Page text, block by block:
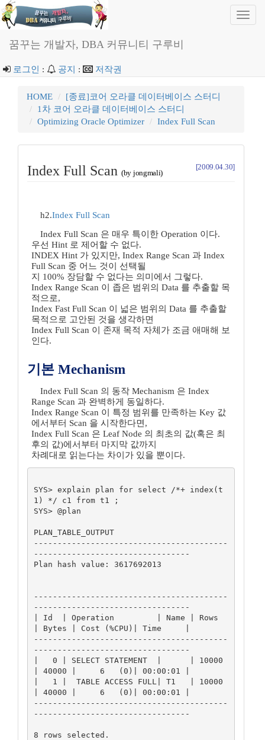
꿈꾸는 개발자, DBA 커뮤니티 구루비
로그인 : 공지 : 저작권
HOME
[종료]코어 오라클 데이터베이스 스터디
1차 코어 오라클 데이터베이스 스터디
Optimizing Oracle Optimizer
Index Full Scan
Index Full Scan (by jongmali)
[2009.04.30]
h2.Index Full Scan
Index Full Scan 은 매우 특이한 Operation 이다.
우선 Hint 로 제어할 수 없다.
INDEX Hint 가 있지만, Index Range Scan 과 Index
Full Scan 중 어느 것이 선택될
지 100% 장담할 수 없다는 의미에서 그렇다.
Index Range Scan 이 좁은 범위의 Data 를 추출할 목
적으로,
Index Fast Full Scan 이 넓은 범위의 Data 를 추출할
목적으로 고안된 것을 생각하면
Index Full Scan 이 존재 목적 자체가 조금 애매해 보
인다.
기본 Mechanism
Index Full Scan 의 동작 Mechanism 은 Index
Range Scan 과 완벽하게 동일하다.
Index Range Scan 이 특정 범위를 만족하는 Key 값
에서부터 Scan 을 시작한다면,
Index Full Scan 은 Leaf Node 의 최초의 값(혹은 최
후의 값)에서부터 마지막 값까지
차례대로 읽는다는 차이가 있을 뿐이다.
SYS> explain plan for select /*+ index(t
1) */ c1 from t1 ;
SYS> @plan
PLAN_TABLE_OUTPUT
-----------------------------------------
---------------------------------
Plan hash value: 3617692013
-----------------------------------------
---------------------------------
| Id  | Operation         | Name | Rows
| Bytes | Cost (%CPU)| Time     |
-----------------------------------------
---------------------------------
|   0 | SELECT STATEMENT  |      | 10000
| 40000 |     6   (0)| 00:00:01 |
|   1 |  TABLE ACCESS FULL| T1   | 10000
| 40000 |     6   (0)| 00:00:01 |
-----------------------------------------
---------------------------------
8 rows selected.